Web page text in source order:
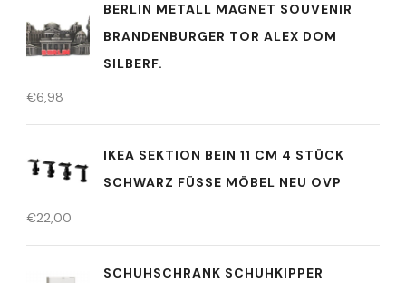
BERLIN METALL MAGNET SOUVENIR
BRANDENBURGER TOR ALEX DOM
SILBERF.
€6,98
IKEA SEKTION BEIN 11 CM 4 STÜCK
SCHWARZ FÜSSE MÖBEL NEU OVP
€22,00
SCHUHSCHRANK SCHUHKIPPER